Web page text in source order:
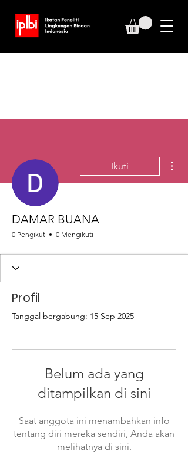
Ikuti
DAMAR BUANA
0 Pengikut 0 Mengikuti
Profil
Tanggal bergabung: 15 Sep 2025
Belum ada yang
ditampilkan di sini
Saat anggota ini menambahkan info
tentang diri mereka sendiri, Anda akan
melihatnya di sini.